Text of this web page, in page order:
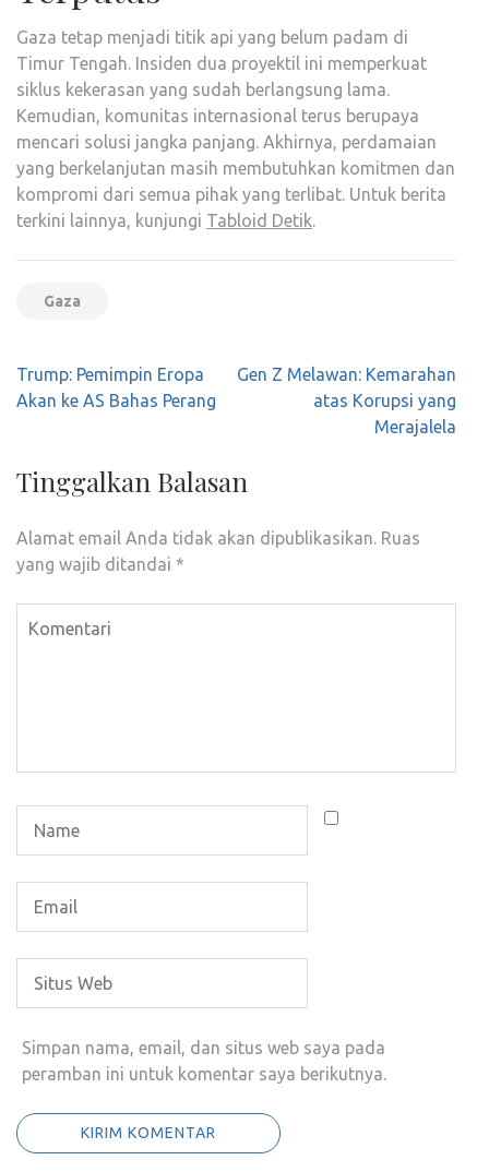
Gaza tetap menjadi titik api yang belum padam di
Timur Tengah. Insiden dua proyektil ini memperkuat
siklus kekerasan yang sudah berlangsung lama.
Kemudian, komunitas internasional terus berupaya
mencari solusi jangka panjang. Akhirnya, perdamaian
yang berkelanjutan masih membutuhkan komitmen dan
kompromi dari semua pihak yang terlibat. Untuk berita
terkini lainnya, kunjungi Tabloid Detik.
Gaza
Navigasi
pos
Trump: Pemimpin Eropa
Akan ke AS Bahas Perang
Gen Z Melawan: Kemarahan
atas Korupsi yang
Merajalela
Tinggalkan Balasan
Alamat email Anda tidak akan dipublikasikan. Ruas
yang wajib ditandai *
Simpan nama, email, dan situs web saya pada
peramban ini untuk komentar saya berikutnya.